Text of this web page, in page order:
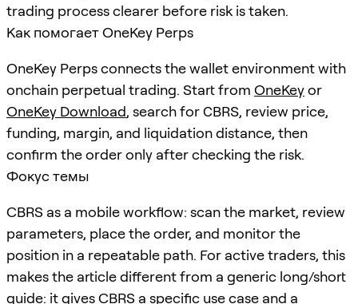
trading process clearer before risk is taken.
Как помогает OneKey Perps
OneKey Perps connects the wallet environment with
onchain perpetual trading. Start from OneKeyor
OneKey Download, search forCBRS, review price,
funding, margin, and liquidation distance, then
confirm the order only after checking the risk.
Фокус темы
CBRS as a mobile workflow: scan the market, review
parameters, place the order, and monitor the
position in a repeatable path. For active traders, this
makes the article different from a generic long/short
guide: it gives CBRS a specific use case and a